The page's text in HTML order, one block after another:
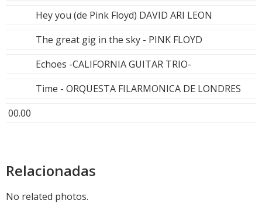
Hey you (de Pink Floyd) DAVID ARI LEON
The great gig in the sky - PINK FLOYD
Echoes -CALIFORNIA GUITAR TRIO-
Time - ORQUESTA FILARMONICA DE LONDRES
00.00
Relacionadas
No related photos.